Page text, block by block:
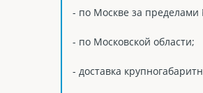
- по Москве за
- по Московской области;
- доставка